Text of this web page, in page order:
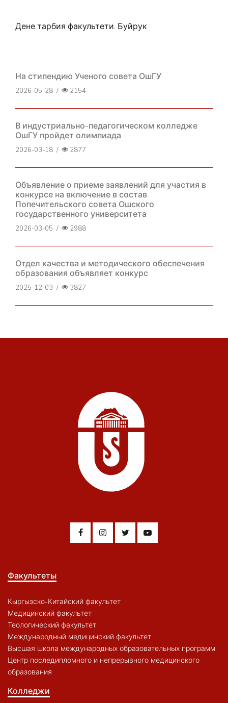
Дене тарбия факультети. Буйрук
На стипендию Ученого совета ОшГУ
2026-05-28 / 2154
В индустриально-педагогическом колледже
ОшГУ пройдет олимпиада
2026-03-18 / 2877
Объявление о приеме заявлений для участия в
конкурсе на включение в состав
Попечительского совета Ошского
государственного университета
2026-03-05 / 2988
Отдел качества и методического обеспечения
образования объявляет конкурс
2025-12-03 / 3827
Факультеты
Кыргызско-Китайский факультет
Медицинский факультет
Теологический факультет
Международный медицинский факультет
Высшая школа международных образовательных программ
Центр последипломного и непрерывного медицинского
образования
Колледжи